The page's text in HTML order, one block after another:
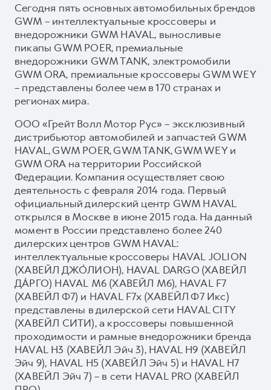
Сегодня пять основных автомобильных брендов
GWM – интеллектуальные кроссоверы и
внедорожники GWM HAVAL, выносливые
пикапы GWM POER, премиальные
внедорожники GWM TANK, электромобили
GWM ORA, премиальные кроссоверы GWM WEY
– представлены более чем в 170 странах и
регионах мира.
ООО «Грейт Волл Мотор Рус» – эксклюзивный
дистрибьютор автомобилей и запчастей GWM
HAVAL, GWM POER, GWM TANK, GWM WEY и
GWM ORA на территории Российской
Федерации. Компания осуществляет свою
деятельность с февраля 2014 года. Первый
официальный дилерский центр GWM HAVAL
открылся в Москве в июне 2015 года. На данный
момент в России представлено более 240
дилерских центров GWM HAVAL:
интеллектуальные кроссоверы HAVAL JOLION
(ХАВЕЙЛ ДЖО́ЛИОН), HAVAL DARGO (ХАВЕЙЛ
ДА́РГО) HAVAL М6 (ХАВЕЙЛ M6), HAVAL F7
(ХАВЕЙЛ Ф7) и HAVAL F7x (ХАВЕЙЛ Ф7 Икс)
представлены в дилерской сети HAVAL CITY
(ХАВЕЙЛ СИТИ), а кроссоверы повышенной
проходимости и рамные внедорожники бренда
HAVAL H3 (ХАВЕЙЛ Эйч 3), HAVAL H9 (ХАВЕЙЛ
Эйч 9), HAVAL H5 (ХАВЕЙЛ Эйч 5) и HAVAL H7
(ХАВЕЙЛ Эйч 7) – в сети HAVAL PRO (ХАВЕЙЛ